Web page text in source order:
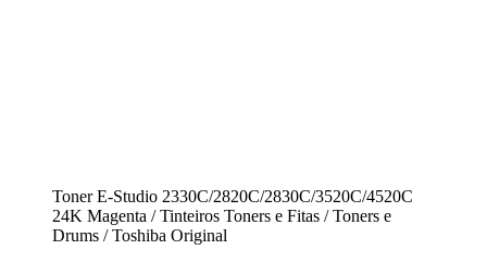
Toner E-Studio 2330C/2820C/2830C/3520C/4520C
24K Magenta / Tinteiros Toners e Fitas / Toners e
Drums / Toshiba Original